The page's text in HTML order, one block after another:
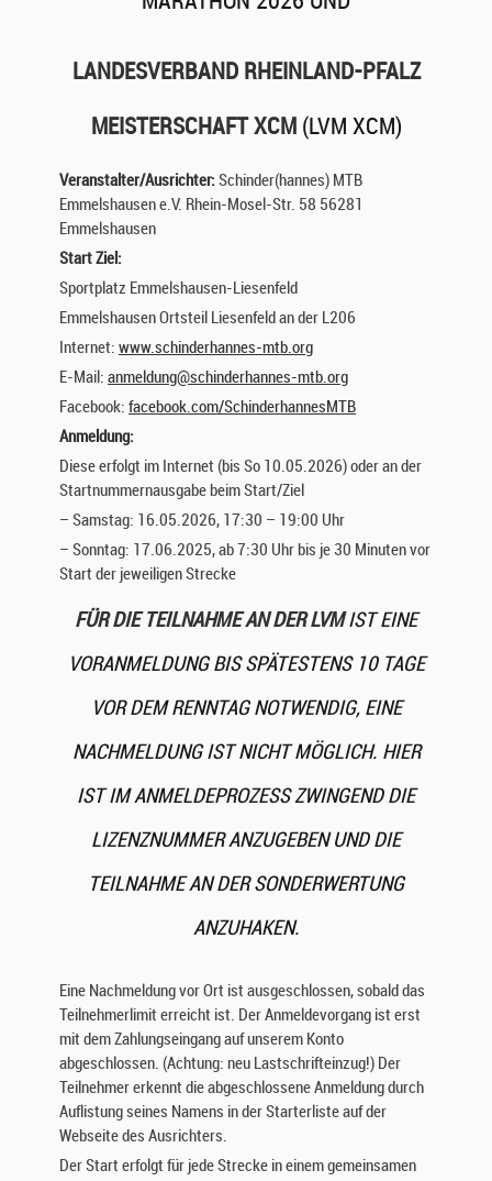
LANDESVERBAND RHEINLAND-PFALZ
MEISTERSCHAFT XCM (LVM XCM)
Veranstalter/Ausrichter: Schinder(hannes) MTB
Emmelshausen e.V. Rhein-Mosel-Str. 58 56281
Emmelshausen
Start Ziel:
Sportplatz Emmelshausen-Liesenfeld
Emmelshausen Ortsteil Liesenfeld an der L206
Internet: www.schinderhannes-mtb.org
E-Mail: anmeldung@schinderhannes-mtb.org
Facebook: facebook.com/SchinderhannesMTB
Anmeldung:
Diese erfolgt im Internet (bis So 10.05.2026) oder an der
Startnummernausgabe beim Start/Ziel
– Samstag: 16.05.2026, 17:30 – 19:00 Uhr
– Sonntag: 17.06.2025, ab 7:30 Uhr bis je 30 Minuten vor
Start der jeweiligen Strecke
FÜR DIE TEILNAHME AN DER LVMIST EINE
VORANMELDUNG BIS SPÄTESTENS 10 TAGE
VOR DEM RENNTAG NOTWENDIG, EINE
NACHMELDUNG IST NICHT MÖGLICH. HIER
IST IM ANMELDEPROZESS ZWINGEND DIE
LIZENZNUMMER ANZUGEBEN UND DIE
TEILNAHME AN DER SONDERWERTUNG
ANZUHAKEN.
Eine Nachmeldung vor Ort ist ausgeschlossen, sobald das
Teilnehmerlimit erreicht ist. Der Anmeldevorgang ist erst
mit dem Zahlungseingang auf unserem Konto
abgeschlossen. (Achtung: neu Lastschrifteinzug!) Der
Teilnehmer erkennt die abgeschlossene Anmeldung durch
Auflistung seines Namens in der Starterliste auf der
Webseite des Ausrichters.
Der Start erfolgt für jede Strecke in einem gemeinsamen